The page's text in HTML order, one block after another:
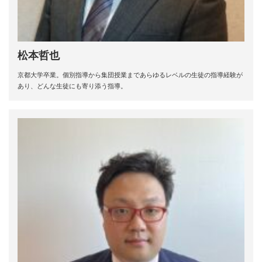
松本哲也
京都大学卒業。個別指導から集団授業まであらゆるレベルの生徒の指導経験が
あり、どんな生徒にも寄り添う指導。